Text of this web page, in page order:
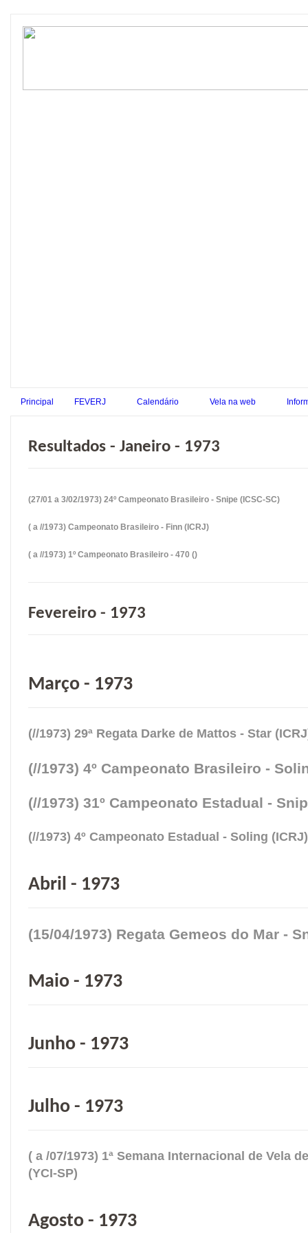
Principal FEVERJ Calendário Vela na web
Resultados - Janeiro - 1973
(27/01 a 3/02/1973) 24º Campeonato Brasileiro - Snipe (ICSC-SC)
( a //1973) Campeonato Brasileiro - Finn (ICRJ)
( a //1973) 1º Campeonato Brasileiro - 470 ()
Fevereiro - 1973
Março - 1973
(//1973) 29ª Regata Darke de Mattos - Star
(//1973) 4º Campeonato Brasileiro -
(//1973) 31º Campeonato Estadual -
(//1973) 4º Campeonato Estadual - Soling (ICRJ)
Abril - 1973
(15/04/1973) Regata Gemeos do Mar -
Maio - 1973
Junho - 1973
Julho - 1973
( a /07/1973) 1ª Semana Internacional de Vela
(YCI-SP)
Agosto - 1973